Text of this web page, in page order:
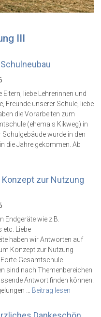
III
liebe Lehrerinnen und
Freunde unserer Schule, liebe
die Vorarbeiten zum
(ehemals Kikweg) in
wurde in den
die Jahre gekommen. Ab
zur Nutzung
Endgeräte wie z.B.
Liebe
haben wir Antworten auf
Konzept zur Nutzung
Gesamtschule
sind nach Themenbereichen
Antwort finden können.
… Beitrag lesen